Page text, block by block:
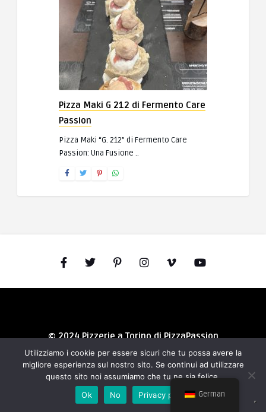
Pizza Maki G 212 di Fermento Care
Passion
Pizza Maki “G. 212” di Fermento Care
Passion: Una Fusione ..
© 2024 Pizzerie a Torino di PizzaPassion
German
Utilizziamo i cookie per essere sicuri che tu possa avere la
migliore esperienza sul nostro sito. Se continui ad utilizzare
questo sito noi assumiamo che tu ne sia felice.
Ok
No Privacy policy